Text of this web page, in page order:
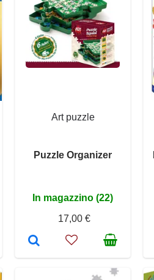
Art puzzle
Puzzle Organizer
In magazzino (22)
17,00 €